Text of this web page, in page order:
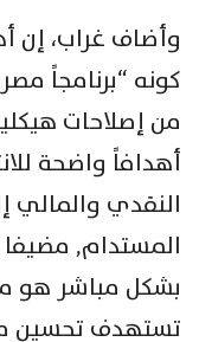
وأضاف غراب، إن
كونه “برنامجاً
من إصلاحات
أهدافاً واضحة
النقدي والمالي
المستدام, مضيفا
بشكل مباشر هو
تستهدف تحسين